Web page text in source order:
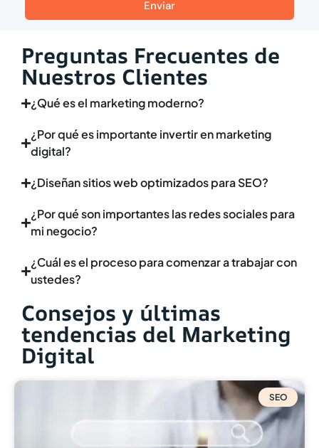
Enviar
Preguntas Frecuentes de
Nuestros Clientes
¿Qué es el marketing moderno?
¿Por qué es importante invertir en marketing
digital?
¿Diseñan sitios web optimizados para SEO?
¿Por qué son importantes las redes sociales para
mi negocio?
¿Cuál es el proceso para comenzar a trabajar con
ustedes?
Consejos y últimas
tendencias del Marketing
Digital
SEO